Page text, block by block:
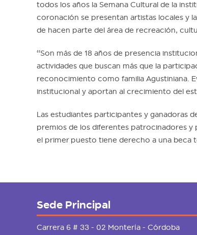
todos los años la Semana Cultural de la
coronación se presentan artistas locales y
de hacen parte del área de recreación,
“Son más de 18 años de presencia
actividades que buscan más que la
reconocimiento como familia Agustiniana.
institucional y aportan al crecimiento del
Las estudiantes participantes y ganadoras
premios de los diferentes patrocinadores
el primer puesto tiene derecho a una beca
Sede Principal
Carrera 6 # 33 - 02 Montería - Córdoba